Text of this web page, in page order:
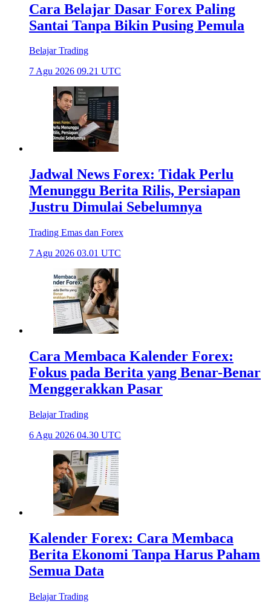
Cara Belajar Dasar Forex Paling
Santai Tanpa Bikin Pusing Pemula
Belajar Trading
7 Agu 2026 09.21 UTC
Jadwal News Forex: Tidak Perlu
Menunggu Berita Rilis, Persiapan
Justru Dimulai Sebelumnya
Trading Emas dan Forex
7 Agu 2026 03.01 UTC
Cara Membaca Kalender Forex:
Fokus pada Berita yang Benar-Benar
Menggerakkan Pasar
Belajar Trading
6 Agu 2026 04.30 UTC
Kalender Forex: Cara Membaca
Berita Ekonomi Tanpa Harus Paham
Semua Data
Belajar Trading